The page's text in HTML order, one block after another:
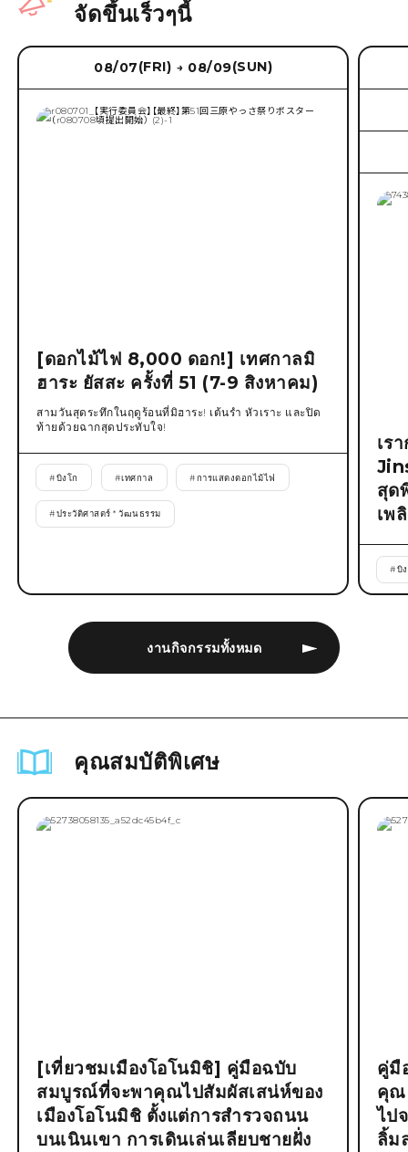
จัดขึ้นเร็วๆนี้
งานกิจกรรมทั้งหมด
08/07(FRI) → 08/09(SUN)
[ดอกไม้ไฟ 8,000 ดอก!] เทศกาลมิ
ฮาระ ยัสสะ ครั้งที่ 51 (7-9 สิงหาคม)
สามวันสุดระทึกในฤดูร้อนที่มิฮาระ! เต้นรำ หัวเราะ และปิด
ท้ายด้วยฉากสุดประทับใจ!
#บิงโก #เทศกาล #การแสดงดอกไม้ไฟ
#ประวัติศาสตร์ * วัฒนธรรม
เร
สุด
เพ
#บิ
คุณสมบัติพิเศษ
[เที่ยวชมเมืองโอโนมิชิ] คู่มือฉบับ
สมบูรณ์ที่จะพาคุณไปสัมผัสเสน่ห์ของ
เมืองโอโนมิชิ ตั้งแต่การสำรวจถนน
บนเนินเขา การเดินเล่นเลียบชายฝั่ง
คู่มื
คุณ
ไป
ลิ้ม